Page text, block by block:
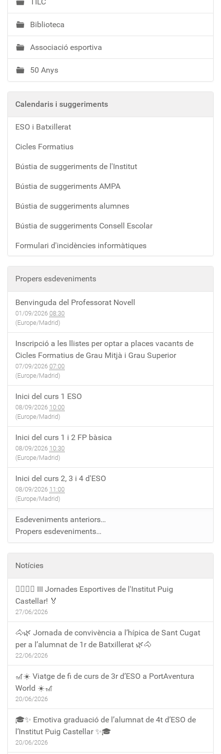
Biblioteca
Associació esportiva
50 Anys
Calendaris i suggeriments
ESO i Batxillerat
Cicles Formatius
Bústia de suggeriments de l'Institut
Bústia de suggeriments AMPA
Bústia de suggeriments alumnes
Bústia de suggeriments Consell Escolar
Formulari d'incidències informàtiques
Propers esdeveniments
Benvinguda del Professorat Novell
01/09/2026 08:30
(Europe/Madrid)
Inscripció a les llistes per optar a places vacants de
Cicles Formatius de Grau Mitjà i Grau Superior
07/09/2026 07:00
(Europe/Madrid)
Inici del curs 1 ESO
08/09/2026 10:00
(Europe/Madrid)
Inici del curs 1 i 2 FP bàsica
08/09/2026 10:30
(Europe/Madrid)
Inici del curs 2, 3 i 4 d'ESO
08/09/2026 11:00
(Europe/Madrid)
Esdeveniments anteriors…
Propers esdeveniments…
Notícies
🏃‍♀️🏃‍♂️ III Jornades Esportives de l'Institut Puig
Castellar! 🏅
27/06/2026
🐴🌿 Jornada de convivència a l’hípica de Sant Cugat
per a l’alumnat de 1r de Batxillerat 🌿🐴
22/06/2026
🎢☀️ Viatge de fi de curs de 3r d’ESO a PortAventura
World ☀️🎢
20/06/2026
🎓✨ Emotiva graduació de l’alumnat de 4t d’ESO de
l’Institut Puig Castellar ✨🎓
20/06/2026